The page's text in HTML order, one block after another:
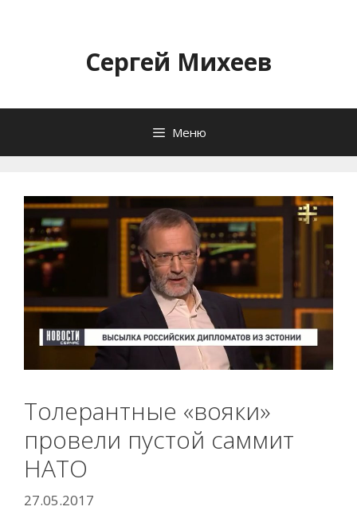
содержимомуСергей Михеев
Меню
Толерантные «вояки»
провели пустой саммит
НАТО
27.05.2017